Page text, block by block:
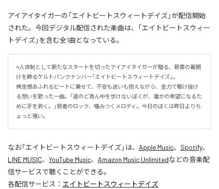
アイアイタイガーの「エイトビートスウィートデイズ」が配信開始
された。今回デジタル配信された楽曲は、「エイトビートスウィー
トデイズ」を含む全1曲となっている。
4人体制として新たなスタートを切ったアイアイタイガーが贈る、新章の幕開
けを飾るケルトパンクナンバー「エイトビートスウィートデイズ」。
疾走感あふれるビートに乗せて、不安も迷いも抱えながら、全力で駆け抜け
る想いを歌った一曲。「道のど真ん中を歩けないぼくが、誰かの希望になるた
めに牙を剥く。」弱者のロック、噛みつくメロディ。今日のぼくは昨日よりち
ょっと強い。
なお「エイトビートスウィートデイズ」は、 Apple Music、 Spotify、
LINE MUSIC、 YouTube Music、 Amazon Music Unlimitedなどの音楽配
信サービスで聴くことができる。
各配信サービス： エイトビートスウィートデイズ